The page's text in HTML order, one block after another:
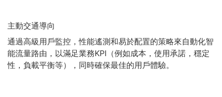
主動交通導向
通過高級用戶監控，性能遙測和易於配置的策略來自動化智
能流量路由，以滿足業務KPI（例如成本，使用承諾，穩定
性，負載平衡等），同時確保最佳的用戶體驗。